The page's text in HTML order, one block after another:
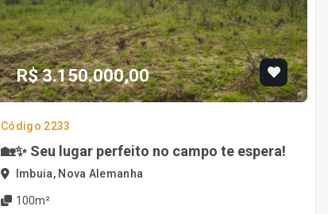
R$ 3.150.000,00
Código 2233
🏡✨ Seu lugar perfeito no campo te espera!
Imbuia, Nova Alemanha
100m²